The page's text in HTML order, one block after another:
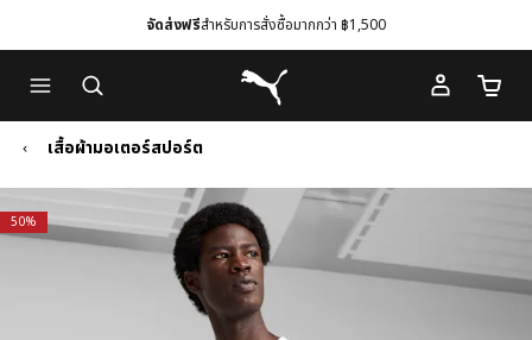
to
Main
content
to
Footer
Content
จัดส่งฟรีสำหรับการสั่งซื้อมากกว่า ฿1,500
Puma โฮม
จำนว
เสื้อผ้ามอเตอร์สปอร์ต
50%